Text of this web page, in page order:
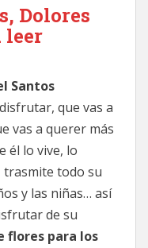
Dolores
leer
Santos
que vas a
vas a querer más
él lo vive, lo
trasmite todo su
y las niñas… así
de su
flores para los